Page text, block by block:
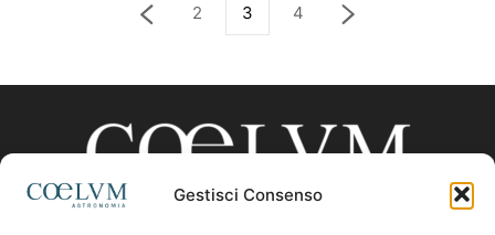
Gestisci Consenso
2 3 4